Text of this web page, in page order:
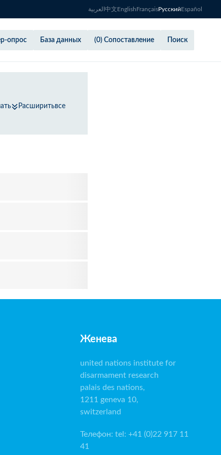
العربية 中文EnglishFrançaisРусскийEspañol
опрос База данных (0) Сопоставление Поиск
Расширитьвсе
Женева
united nations institute for
disarmament research
palais des nations,
1211 geneva 10,
switzerland
Телефон: tel: +41 (0)22 917 11
41